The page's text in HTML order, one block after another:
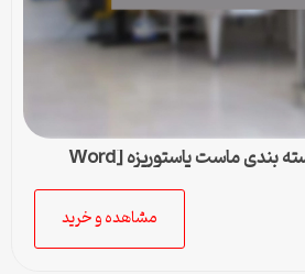
دانلود طرح توجیهی بسته بندی ماست پاستوریزه [Word
مشاهده و خرید